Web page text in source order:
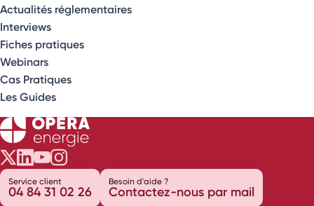
Actualités réglementaires
Interviews
Fiches pratiques
Webinars
Cas Pratiques
Les Guides
Opéra Énergie sur Twitter
Opéra Énergie sur LinkedIn
Opéra Énergie sur Youtube
Opéra Énergie sur Instagram
Service client
04 84 31 02 26
Besoin d'aide ?
Contactez-nous par mail